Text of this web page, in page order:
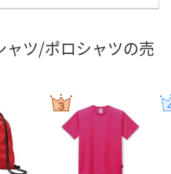
ツ/ポロシャツの売